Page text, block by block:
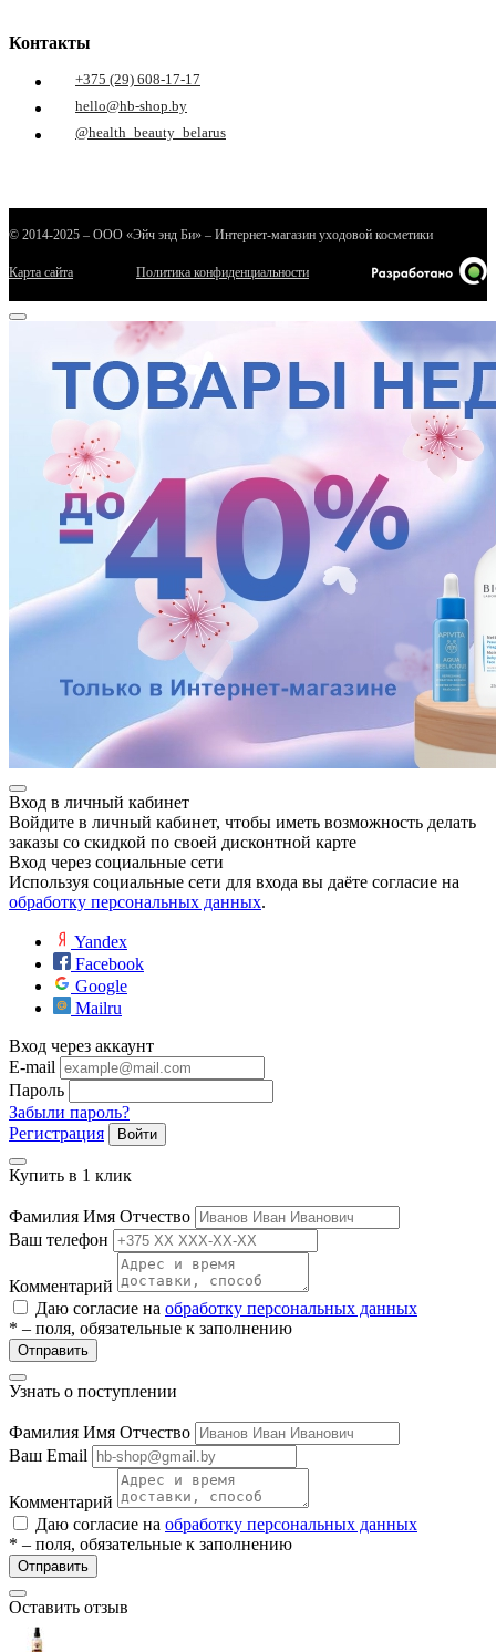
Контакты
+375 (29) 608-17-17
hello@hb-shop.by
@health_beauty_belarus
© 2014-2025 – ООО «Эйч энд Би» – Интернет-магазин уходовой косметики
Карта сайта Политика конфиденциальности
Вход в личный кабинет
Войдите в личный кабинет, чтобы иметь возможность делать
заказы со скидкой по своей дисконтной карте
Вход через социальные сети
Используя социальные сети для входа вы даёте согласие на
обработку персональных данных.
Yandex
Facebook
Google
Mailru
Вход через аккаунт
E-mail
Пароль
Забыли пароль?
Регистрация
Войти
Купить в 1 клик
Фамилия Имя Отчество
Ваш телефон
Комментарий
Даю согласие на обработку персональных данных
* – поля, обязательные к заполнению
Отправить
Узнать о поступлении
Фамилия Имя Отчество
Ваш Email
Комментарий
Даю согласие на обработку персональных данных
* – поля, обязательные к заполнению
Отправить
Оставить отзыв